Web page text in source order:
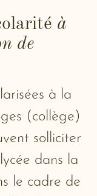
à
de
à la
(collège)
solliciter
dans la
le cadre de